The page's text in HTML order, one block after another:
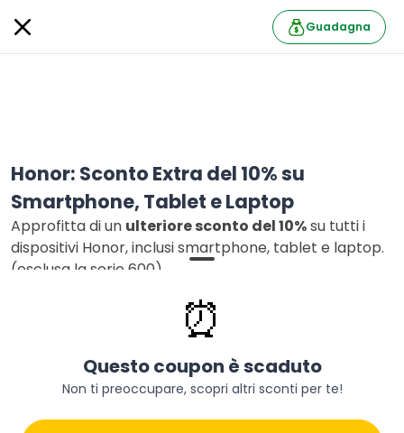
Guadagna
Honor: Sconto Extra del 10% su
Smartphone, Tablet e Laptop
Approfitta di un ulteriore sconto del 10%su tutti i
dispositivi Honor, inclusi smartphone, tablet e laptop.
(esclusa la serie 600)
Goditi anche la spedizione gratuita per ordini superiori
SBLOCCA IL CODICE E USALO NEL CARRELLO.
2297 follower
⏰
Questo coupon è scaduto
Non ti preoccupare, scopri altri sconti per te!